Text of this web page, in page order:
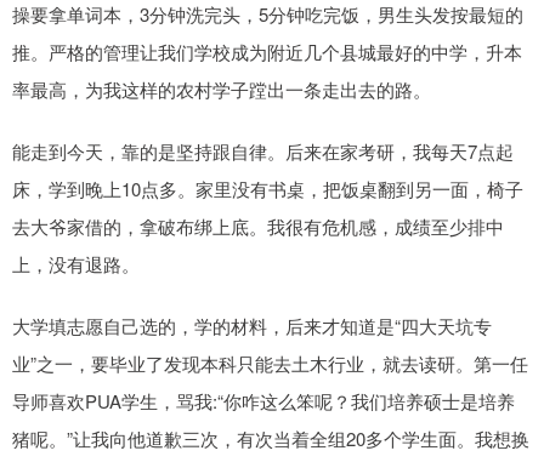
操要拿单词本，3分钟洗完头，5分钟吃完饭，男生头发按最短的
推。严格的管理让我们学校成为附近几个县城最好的中学，升本
率最高，为我这样的农村学子蹚出一条走出去的路。
能走到今天，靠的是坚持跟自律。后来在家考研，我每天7点起
床，学到晚上10点多。家里没有书桌，把饭桌翻到另一面，椅子
去大爷家借的，拿破布绑上底。我很有危机感，成绩至少排中
上，没有退路。
大学填志愿自己选的，学的材料，后来才知道是“四大天坑专
业”之一，要毕业了发现本科只能去土木行业，就去读研。第一任
导师喜欢PUA学生，骂我:“你咋这么笨呢？我们培养硕士是培养
猪呢。”让我向他道歉三次，有次当着全组20多个学生面。我想换